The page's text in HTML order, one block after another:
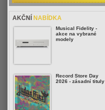
AKČNÍ NABÍDKA
Musical Fidelity -
akce na vybrané
modely
Record Store Day
2026 - zásadní tituly